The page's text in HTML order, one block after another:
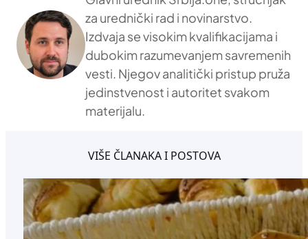
za urednički rad i novinarstvo.
Izdvaja se visokim kvalifikacijama i
dubokim razumevanjem savremenih
vesti. Njegov analitički pristup pruža
jedinstvenost i autoritet svakom
materijalu.
VIŠE ČLANAKA I POSTOVA